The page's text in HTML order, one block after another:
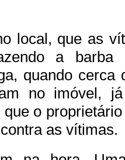
local, que as
a barba
quando cerca
no imóvel,
o
as vítimas.